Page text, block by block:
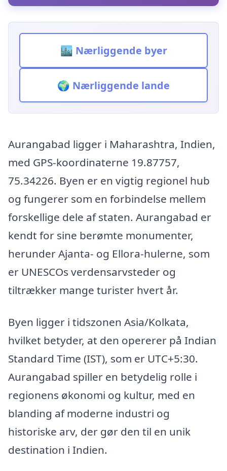
🏙️ Nærliggende byer
🌍 Nærliggende lande
Aurangabad ligger i Maharashtra, Indien,
med GPS-koordinaterne 19.87757,
75.34226. Byen er en vigtig regionel hub
og fungerer som en forbindelse mellem
forskellige dele af staten. Aurangabad er
kendt for sine berømte monumenter,
herunder Ajanta- og Ellora-hulerne, som
er UNESCOs verdensarvsteder og
tiltrækker mange turister hvert år.
Byen ligger i tidszonen Asia/Kolkata,
hvilket betyder, at den opererer på Indian
Standard Time (IST), som er UTC+5:30.
Aurangabad spiller en betydelig rolle i
regionens økonomi og kultur, med en
blanding af moderne industri og
historiske arv, der gør den til en unik
destination i Indien.